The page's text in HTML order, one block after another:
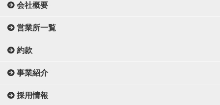
会社概要
営業所一覧
約款
事業紹介
採用情報